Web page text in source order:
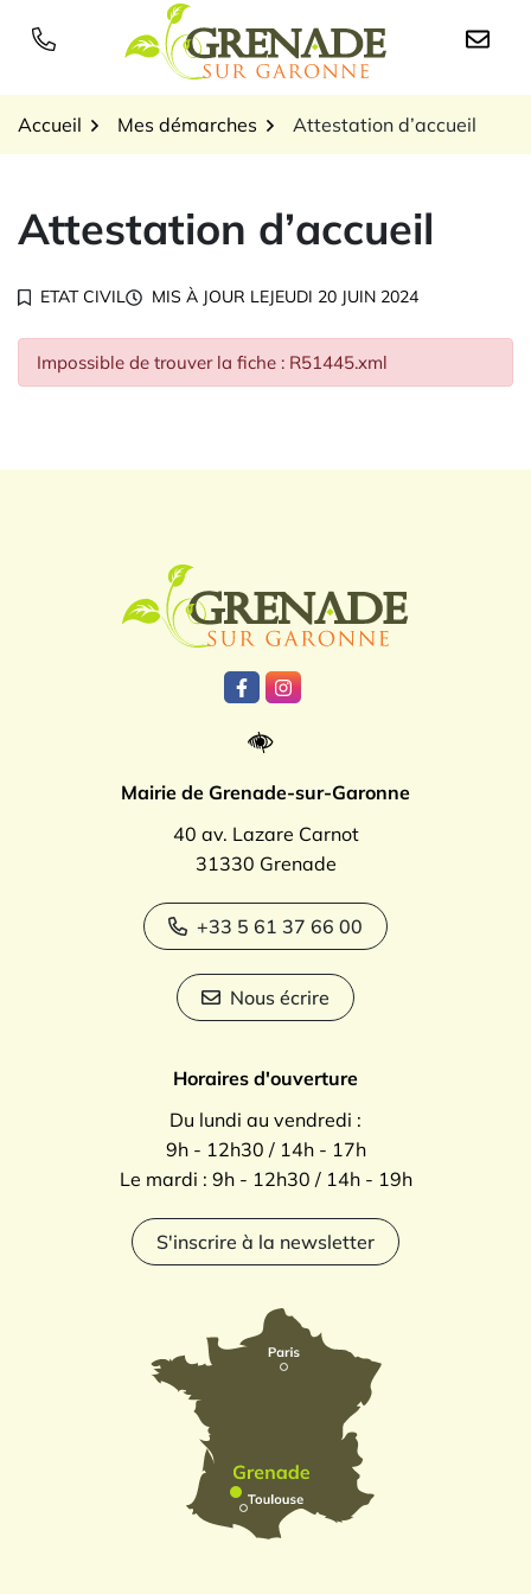
Logo Grenade sur
Accueil Mes démarches Attestation d’accueil
Attestation d’accueil
ETAT CIVIL MIS À JOUR LEJEUDI 20 JUIN 2024
Impossible de trouver la fiche : R51445.xml
Lien vers le compte Facebook
Lien vers le compte
Mairie de Grenade-sur-Garonne
40 av. Lazare Carnot
31330 Grenade
+33 5 61 37 66 00
Nous écrire
Horaires d'ouverture
Du lundi au vendredi :
9h - 12h30 / 14h - 17h
Le mardi : 9h - 12h30 / 14h - 19h
S'inscrire à la newsletter